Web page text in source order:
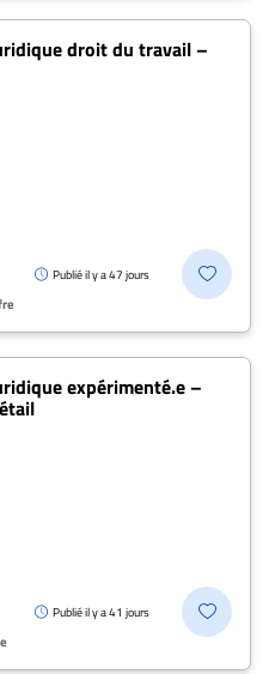
droit du travail –
Publié il y a 47 jours
expérimenté.e –
Publié il y a 41 jours